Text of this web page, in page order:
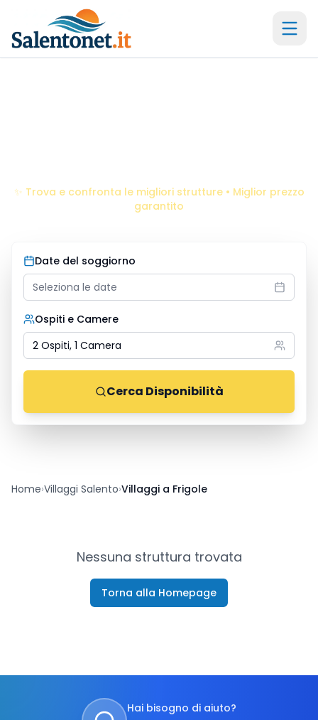
✨ Trova e confronta le migliori strutture • Miglior prezzo
garantito
Date del soggiorno
Seleziona le date
Ospiti e Camere
2 Ospiti, 1 Camera
Cerca Disponibilità
Home›Villaggi Salento›Villaggi a Frigole
Nessuna struttura trovata
Torna alla Homepage
Hai bisogno di aiuto?